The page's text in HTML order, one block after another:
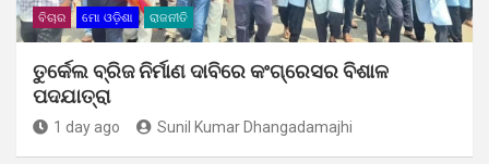
ବିଚାର ମୋ ଓଡ଼ିଶା ରାଜନୀତି
ତୁର୍କେଲ ବ୍ରିଜ ନିର୍ମାଣ ଦାବିରେ କଂଗ୍ରେସର ବିଶାଳ
ପଦଯାତ୍ରା
1 day ago Sunil Kumar Dhangadamajhi